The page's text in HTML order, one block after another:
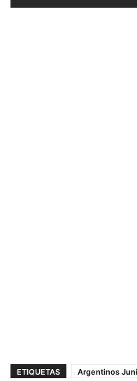
ETIQUETAS Argentinos